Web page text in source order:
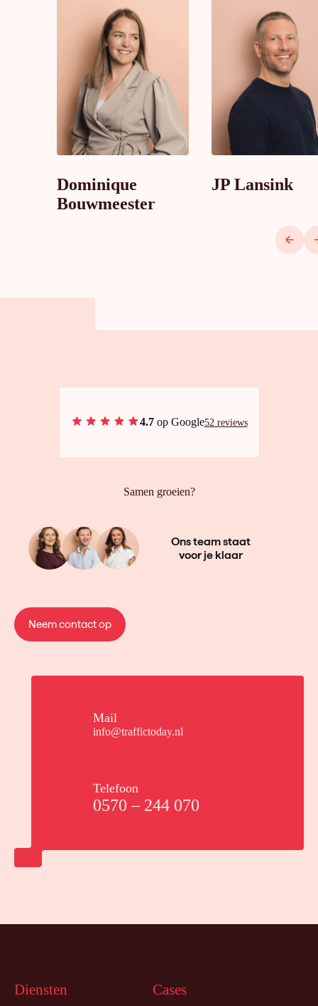
Dominique
Bouwmeester
JP Lansink
4.7op Google52 reviews
Samen groeien?
Ons team staat
voor je klaar
Neem contact op
Mail
info@traffictoday.nl
Telefoon
0570 – 244 070
Diensten Cases